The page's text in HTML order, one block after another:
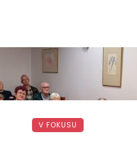
V FOKUSU